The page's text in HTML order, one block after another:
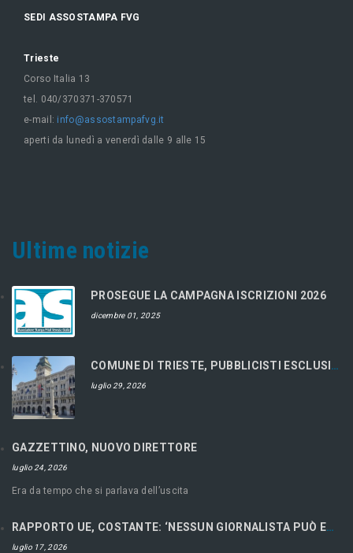
SEDI ASSOSTAMPA FVG
Trieste
Corso Italia 13
tel. 040/370371-370571
e-mail: info@assostampafvg.it
aperti da lunedì a venerdì dalle 9 alle 15
Ultime notizie
PROSEGUE LA CAMPAGNA ISCRIZIONI 2026
dicembre 01, 2025
COMUNE DI TRIESTE, PUBBLICISTI ESCLUSI DAL CONCORSO
luglio 29, 2026
GAZZETTINO, NUOVO DIRETTORE
luglio 24, 2026
Era da tempo che si parlava dell’uscita
RAPPORTO UE, COSTANTE: ‘NESSUN GIORNALISTA PUÒ ESSERE LIBERO SE ECONOMICAMENTE RICATTABILE’
luglio 17, 2026